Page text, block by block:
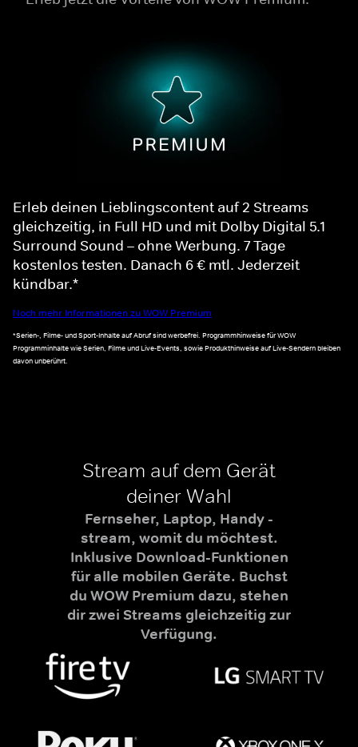
Erleb deinen Lieblingscontent auf 2 Streams
gleichzeitig, in Full HD und mit Dolby Digital 5.1
Surround Sound – ohne Werbung. 7 Tage
kostenlos testen. Danach 6 € mtl. Jederzeit
kündbar.*
Noch mehr Informationen zu WOW Premium
*Serien-, Filme- und Sport-Inhalte auf Abruf sind werbefrei. Programmhinweise für WOW
Programminhalte wie Serien, Filme und Live-Events, sowie Produkthinweise auf Live-Sendern bleiben
davon unberührt.
Stream auf dem Gerät
deiner Wahl
Fernseher, Laptop, Handy -
stream, womit du möchtest.
Inklusive Download-Funktionen
für alle mobilen Geräte. Buchst
du WOW Premium dazu, stehen
dir zwei Streams gleichzeitig zur
Verfügung.